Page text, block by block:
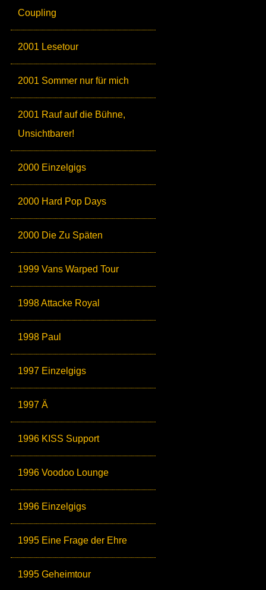
Coupling
2001 Lesetour
2001 Sommer nur für mich
2001 Rauf auf die Bühne,
Unsichtbarer!
2000 Einzelgigs
2000 Hard Pop Days
2000 Die Zu Späten
1999 Vans Warped Tour
1998 Attacke Royal
1998 Paul
1997 Einzelgigs
1997 Ä
1996 KISS Support
1996 Voodoo Lounge
1996 Einzelgigs
1995 Eine Frage der Ehre
1995 Geheimtour